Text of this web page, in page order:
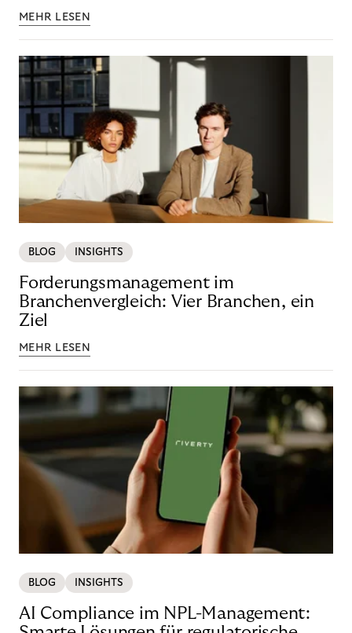
MEHR LESEN
BLOG INSIGHTS
Forderungsmanagement im
Branchenvergleich: Vier Branchen, ein
Ziel
MEHR LESEN
BLOG INSIGHTS
AI Compliance im NPL-Management: